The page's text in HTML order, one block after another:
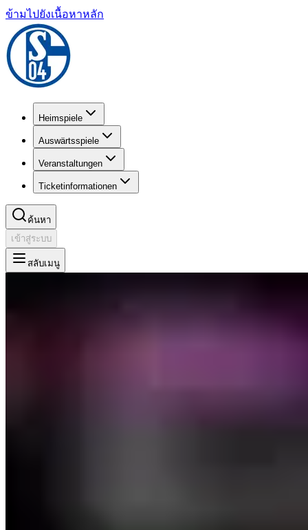
ข้ามไปยังเนื้อหาหลัก
Heimspiele
Auswärtsspiele
Veranstaltungen
Ticketinformationen
ค้นหา
เข้าสู่ระบบ
สลับเมนู